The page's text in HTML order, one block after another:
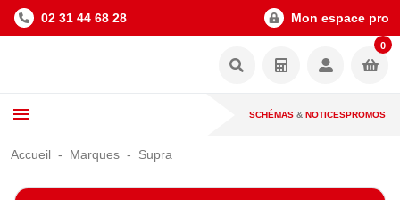
02 31 44 68 28 Mon espace pro
0
SCHÉMAS & NOTICESPROMOS
Accueil Marques Supra